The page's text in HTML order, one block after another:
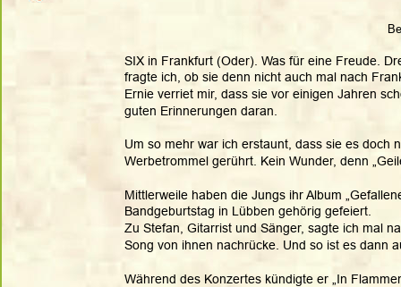
SIX in Frankfurt (Oder). Was für eine Freude.
fragte ich, ob sie denn nicht auch mal nach
Ernie verriet mir, dass sie vor einigen Jahren
guten Erinnerungen daran.
Um so mehr war ich erstaunt, dass sie es doch
Werbetrommel gerührt. Kein Wunder, denn
Mittlerweile haben die Jungs ihr Album
Bandgeburtstag in Lübben gehörig gefeiert.
Zu Stefan, Gitarrist und Sänger, sagte ich mal
Song von ihnen nachrücke. Und so ist es dann
Während des Konzertes kündigte er „In